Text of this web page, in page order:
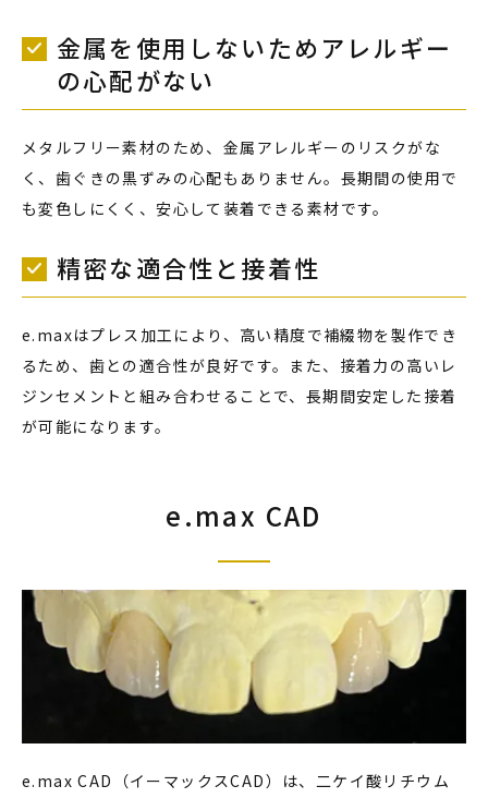
金属を使用しないためアレルギー
の心配がない
メタルフリー素材のため、金属アレルギーのリスクがな
く、歯ぐきの黒ずみの心配もありません。長期間の使用で
も変色しにくく、安心して装着できる素材です。
精密な適合性と接着性
e.maxはプレス加工により、高い精度で補綴物を製作でき
るため、歯との適合性が良好です。また、接着力の高いレ
ジンセメントと組み合わせることで、長期間安定した接着
が可能になります。
e.max CAD
e.max CAD（イーマックスCAD）は、二ケイ酸リチウム